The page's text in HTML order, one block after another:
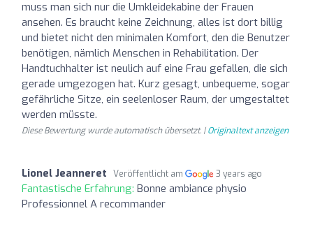
muss man sich nur die Umkleidekabine der Frauen
ansehen. Es braucht keine Zeichnung, alles ist dort billig
und bietet nicht den minimalen Komfort, den die Benutzer
benötigen, nämlich Menschen in Rehabilitation. Der
Handtuchhalter ist neulich auf eine Frau gefallen, die sich
gerade umgezogen hat. Kurz gesagt, unbequeme, sogar
gefährliche Sitze, ein seelenloser Raum, der umgestaltet
werden müsste.
Diese Bewertung wurde automatisch übersetzt. |Originaltext anzeigen
Lionel Jeanneret Veröffentlicht am 3 years ago
Fantastische Erfahrung: Bonne ambiance physio
Professionnel A recommander